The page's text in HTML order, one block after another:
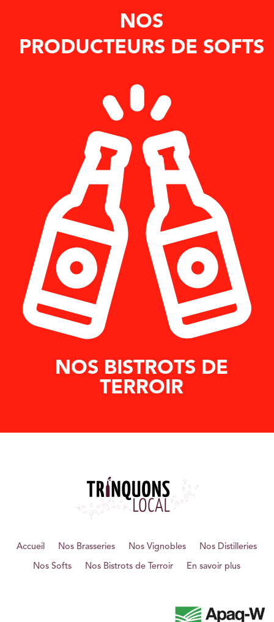
NOS
PRODUCTEURS DE SOFTS
NOS BISTROTS DE
TERROIR
Accueil Nos Brasseries Nos Vignobles Nos Distilleries
Nos Softs Nos Bistrots de Terroir En savoir plus